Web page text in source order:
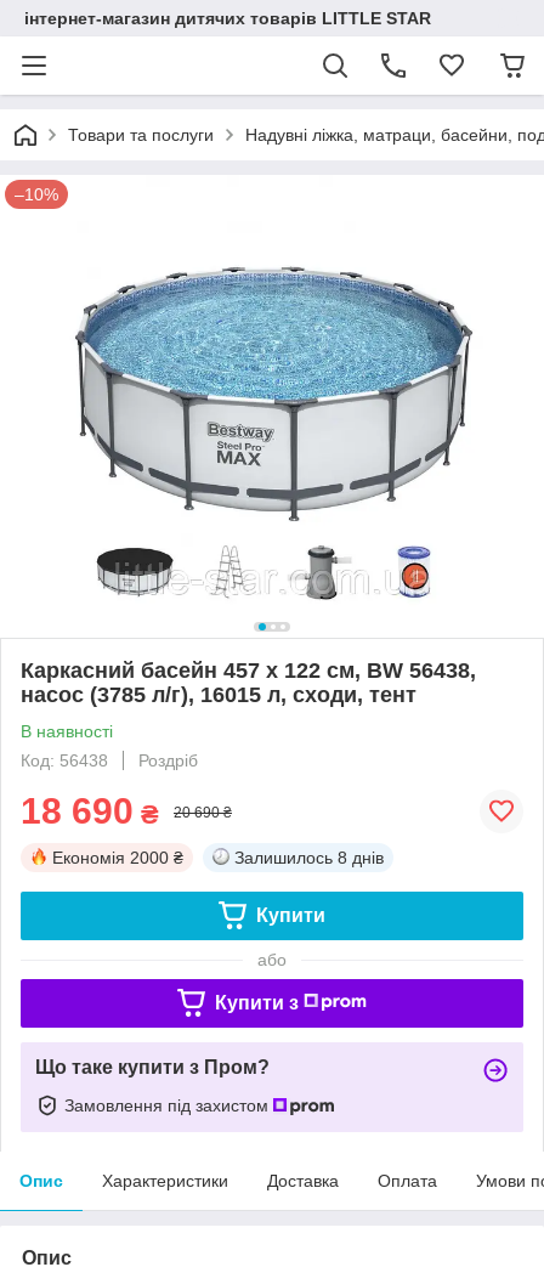
інтернет-магазин дитячих товарів LITTLE STAR
Товари та послуги Надувні ліжка, матраци, басейни,
–10%
Каркасний басейн 457 х 122 см, BW 56438,
насос (3785 л/г), 16015 л, сходи, тент
В наявності
Код: 56438
Роздріб
18 690 ₴ 20 690 ₴
Економія 2000 ₴ Залишилось 8 днів
Купити
або
Купити з
Що таке купити з Пром?
Замовлення під захистом
Опис Характеристики Доставка Оплата Умови
Опис